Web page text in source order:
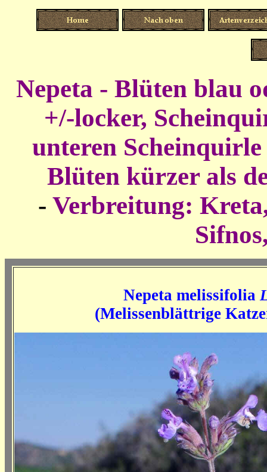
Nepeta - Blüten blau
+/-locker,
unteren
Blüten kürzer als
- Verbreitung:
Nepeta melissifolia
(Melissenblättrige